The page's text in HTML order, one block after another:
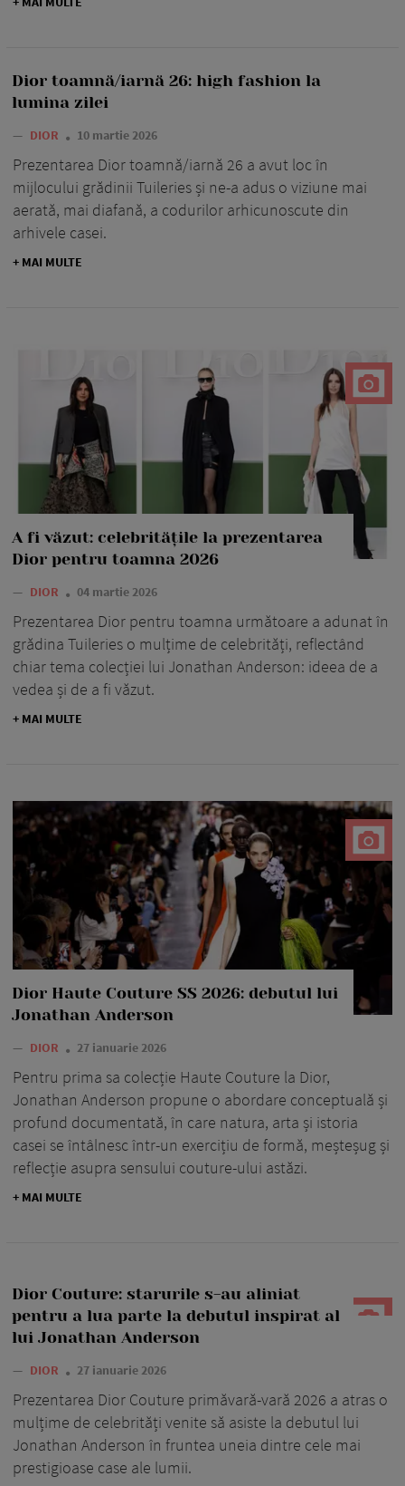
Dior toamnă/iarnă 26: high fashion la
lumina zilei
— DIOR 10 martie 2026
Prezentarea Dior toamnă/iarnă 26 a avut loc în
mijlocului grădinii Tuileries și ne-a adus o viziune mai
aerată, mai diafană, a codurilor arhicunoscute din
arhivele casei.
+ MAI MULTE
A fi văzut: celebritățile la prezentarea
Dior pentru toamna 2026
— DIOR 04 martie 2026
Prezentarea Dior pentru toamna următoare a adunat în
grădina Tuileries o mulțime de celebrități, reflectând
chiar tema colecției lui Jonathan Anderson: ideea de a
vedea și de a fi văzut.
+ MAI MULTE
Dior Haute Couture SS 2026: debutul lui
Jonathan Anderson
— DIOR 27 ianuarie 2026
Pentru prima sa colecție Haute Couture la Dior,
Jonathan Anderson propune o abordare conceptuală și
profund documentată, în care natura, arta și istoria
casei se întâlnesc într-un exercițiu de formă, meșteșug și
reflecție asupra sensului couture-ului astăzi.
+ MAI MULTE
Dior Couture: starurile s-au aliniat
pentru a lua parte la debutul inspirat al
lui Jonathan Anderson
— DIOR 27 ianuarie 2026
Prezentarea Dior Couture primăvară-vară 2026 a atras o
mulțime de celebrități venite să asiste la debutul lui
Jonathan Anderson în fruntea uneia dintre cele mai
prestigioase case ale lumii.